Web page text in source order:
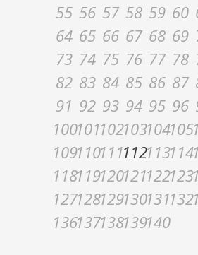
55 56 57 58 59 60
64 65 66 67 68 69
73 74 75 76 77 78
82 83 84 85 86 87
91 92 93 94 95 96
100101102103104105
109110111112113114
118119120121122123
127128129130131132
136137138139140